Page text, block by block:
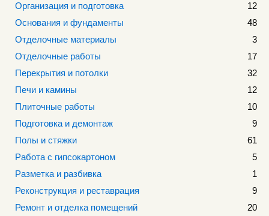
Организация и подготовка
12
Основания и фундаменты
48
Отделочные материалы
3
Отделочные работы
17
Перекрытия и потолки
32
Печи и камины
12
Плиточные работы
10
Подготовка и демонтаж
9
Полы и стяжки
61
Работа с гипсокартоном
5
Разметка и разбивка
1
Реконструкция и реставрация
9
Ремонт и отделка помещений
20